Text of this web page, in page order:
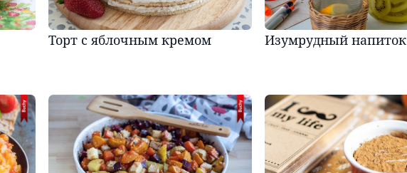
Торт с яблочным кремом Изумрудный напиток